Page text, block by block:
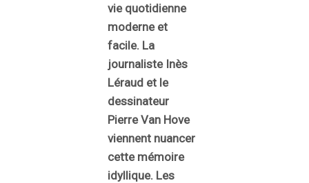
vie quotidienne
moderne et
facile. La
journaliste Inès
Léraud et le
dessinateur
Pierre Van Hove
viennent nuancer
cette mémoire
idyllique. Les